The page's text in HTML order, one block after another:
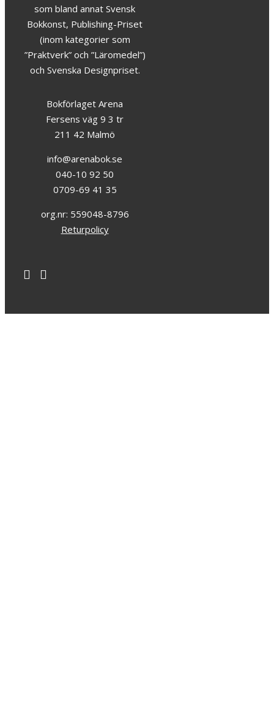
som bland annat Svensk
Bokkonst, Publishing-Priset
(inom kategorier som
”Praktverk” och ”Läromedel”)
och Svenska Designpriset.
Bokförlaget Arena
Fersens väg 9 3 tr
211 42 Malmö
info@arenabok.se
040-10 92 50
0709-69 41 35
org.nr: 559048-8796
Returpolicy